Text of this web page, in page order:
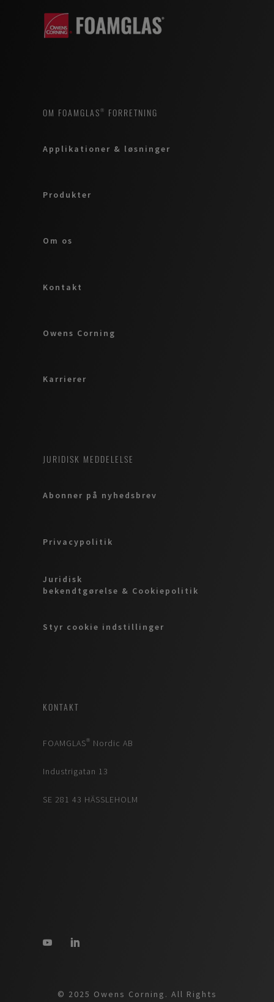
OM FOAMGLAS® FORRETNING
Applikationer & løsninger
Produkter
Om os
Kontakt
Owens Corning
Karrierer
JURIDISK MEDDELELSE
Abonner på nyhedsbrev
Privacypolitik
Juridisk
bekendtgørelse & Cookiepolitik
Styr cookie indstillinger
KONTAKT
FOAMGLAS® Nordic AB
Industrigatan 13
SE 281 43 HÄSSLEHOLM
© 2025 Owens Corning. All Rights